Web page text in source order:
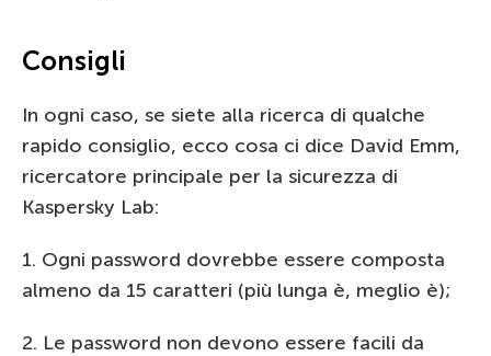
Consigli
In ogni caso, se siete alla ricerca di qualche
rapido consiglio, ecco cosa ci dice David Emm,
ricercatore principale per la sicurezza di
Kaspersky Lab:
1. Ogni password dovrebbe essere composta
almeno da 15 caratteri (più lunga è, meglio è);
2. Le password non devono essere facili da